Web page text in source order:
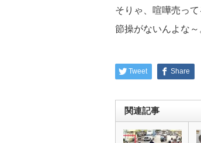
そりゃ、喧嘩売って
節操がないんよな～
Tweet Share
関連記事